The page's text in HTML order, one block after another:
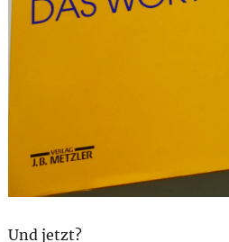
Und jetzt?